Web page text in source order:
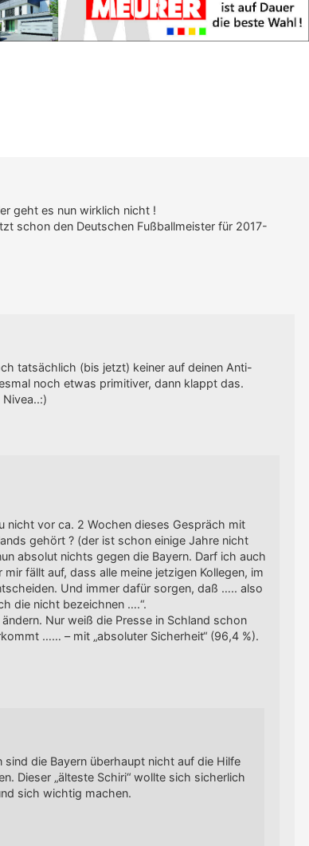
geht es nun wirklich nicht !
schon den Deutschen Fußballmeister für 2017-
tatsächlich (bis jetzt) keiner auf deinen Anti-
noch etwas primitiver, dann klappt das.
nicht vor ca. 2 Wochen dieses Gespräch mit
gehört ? (der ist schon einige Jahre nicht
absolut nichts gegen die Bayern. Darf ich auch
fällt auf, dass alle meine jetzigen Kollegen, im
Und immer dafür sorgen, daß ….. also
die nicht bezeichnen ….“.
Nur weiß die Presse in Schland schon
…… – mit „absoluter Sicherheit“ (96,4 %).
sind die Bayern überhaupt nicht auf die Hilfe
Dieser „älteste Schiri“ wollte sich sicherlich
sich wichtig machen.